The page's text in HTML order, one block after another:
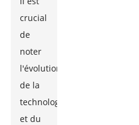
crucial
de
noter
l'évolution
de la
technologie
et du